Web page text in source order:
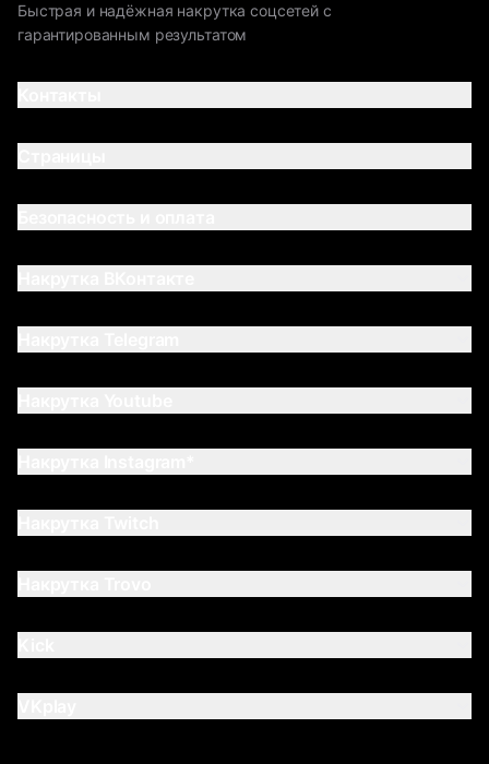
Быстрая и надёжная накрутка соцсетей с
гарантированным результатом